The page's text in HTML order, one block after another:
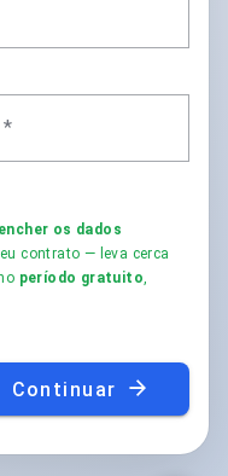
*
os dados
contrato — leva cerca
período gratuito,
Continuar